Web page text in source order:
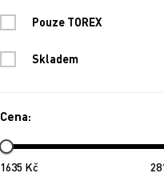
Pouze TOREX
Skladem
Cena:
1635 Kč